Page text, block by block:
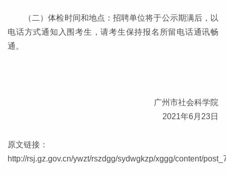
（二）体检时间和地点：招聘单位将于公示期满后，以
电话方式通知入围考生，请考生保持报名所留电话通讯畅
通。
广州市社会科学院
2021年6月23日
原文链接：
http://rsj.gz.gov.cn/ywzt/rszdgg/sydwgkzp/xggg/content/